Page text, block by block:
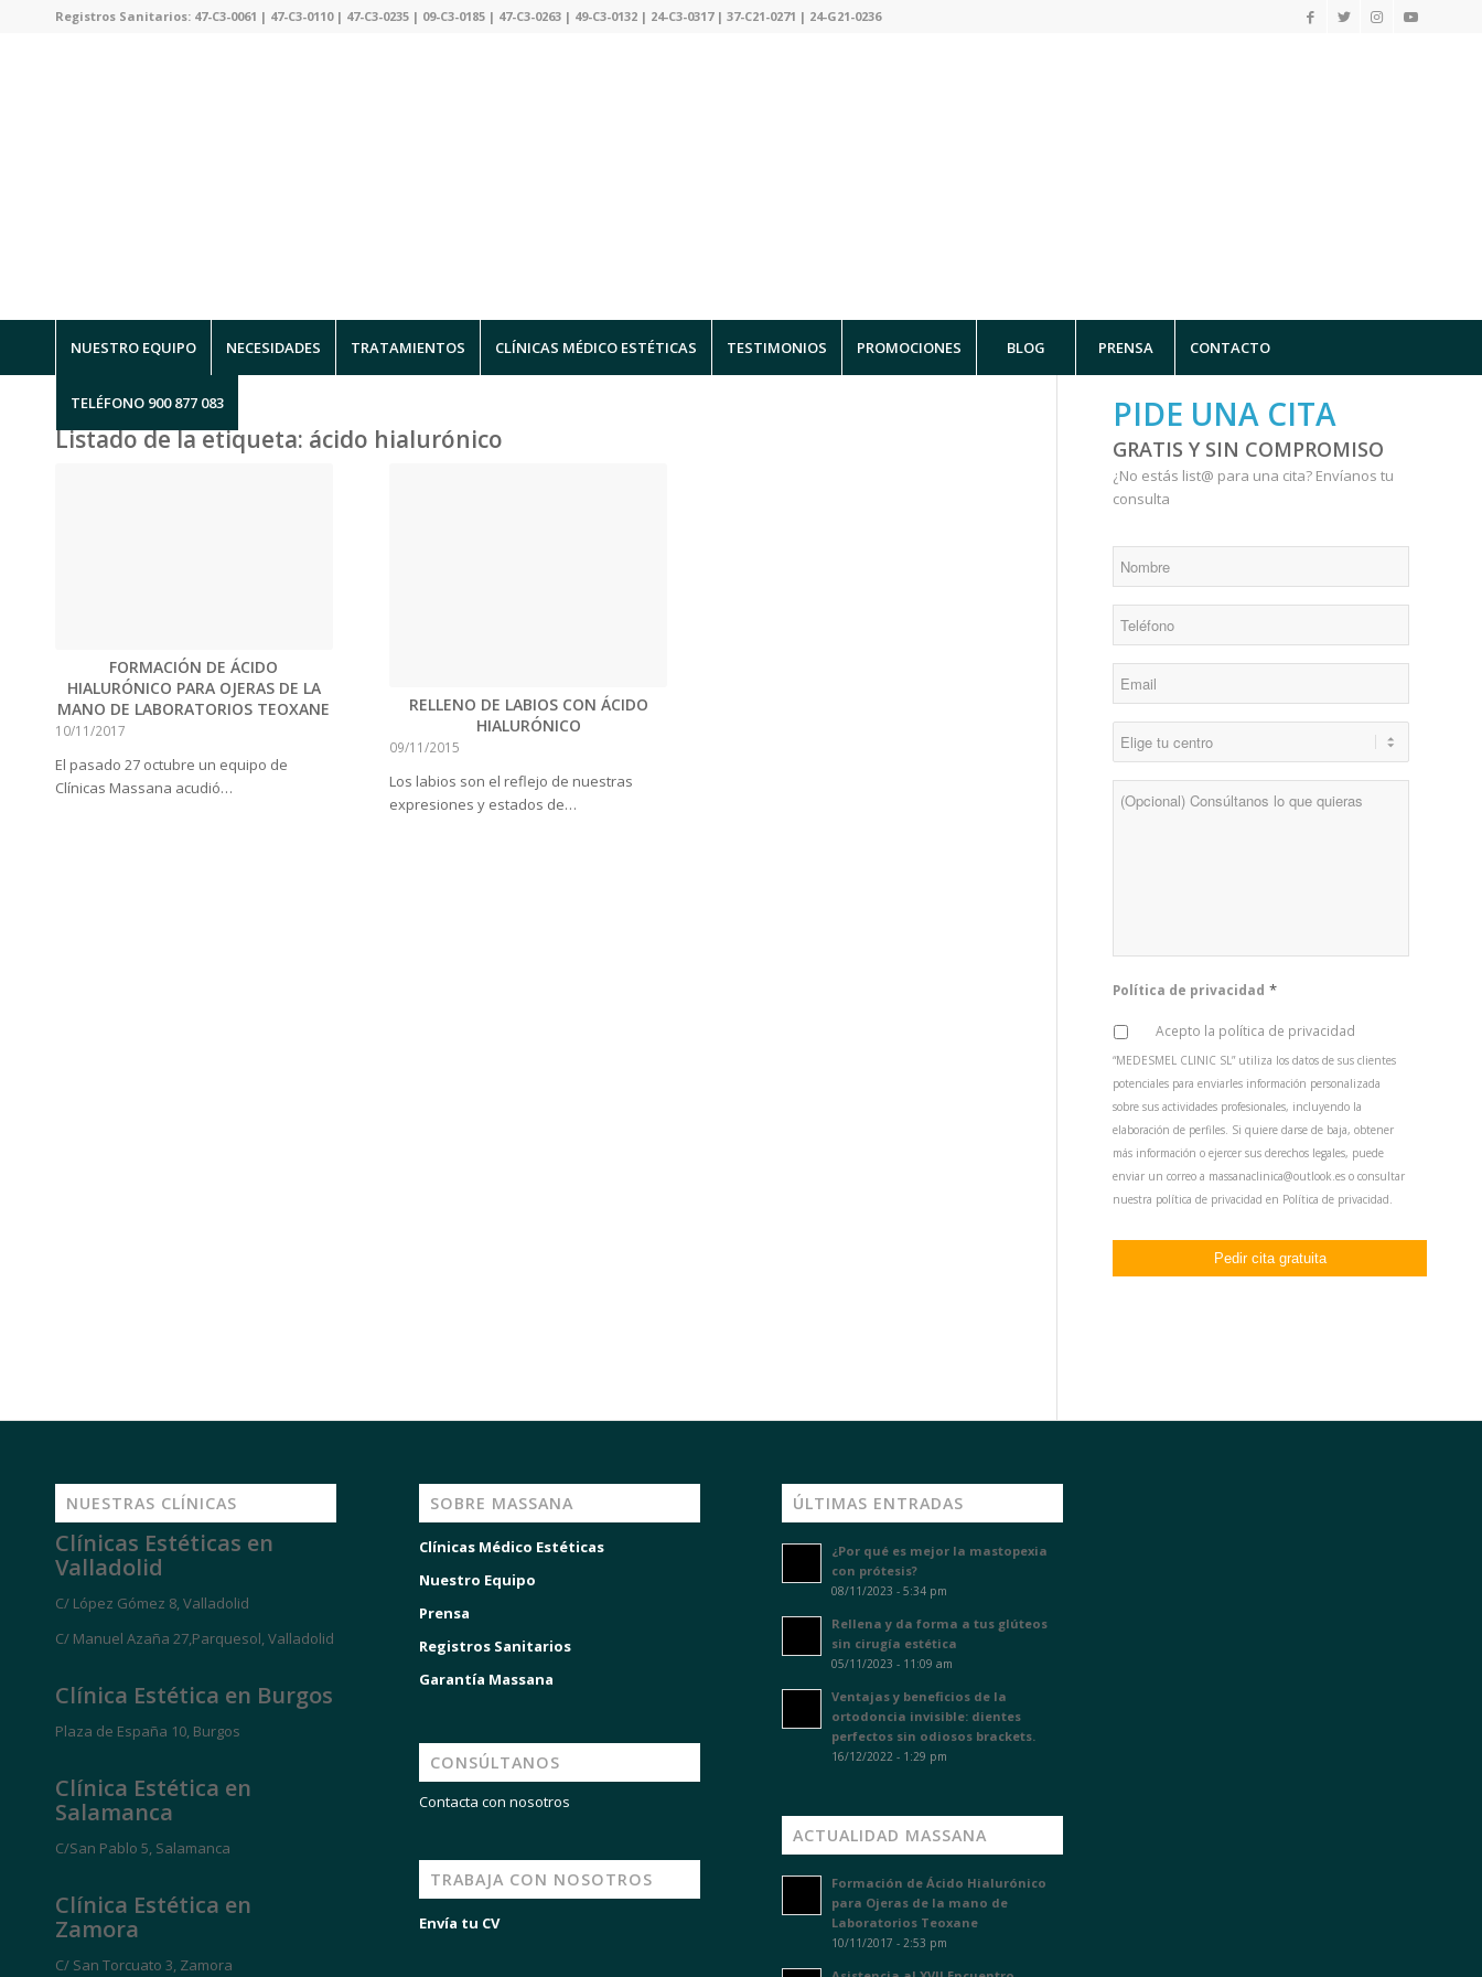
Registros Sanitarios: 47-C3-0061 | 47-C3-0110 | 47-C3-0235 | 09-C3-0185 | 47-C3-0263 | 49-C3-0132 | 24-C3-0317 | 37-C21-0271 | 24-G21-0236
NUESTRO EQUIPO NECESIDADES TRATAMIENTOS CLÍNICAS MÉDICO ESTÉTICAS TESTIMONIOS PROMOCIONES BLOG PRENSA CONTACTO
TELÉFONO 900 877 083
Listado de la etiqueta: ácido hialurónico
FORMACIÓN DE ÁCIDO
HIALURÓNICO PARA OJERAS DE LA
MANO DE LABORATORIOS TEOXANE
10/11/2017
El pasado 27 octubre un equipo de
Clínicas Massana acudió…
RELLENO DE LABIOS CON ÁCIDO
HIALURÓNICO
09/11/2015
Los labios son el reflejo de nuestras
expresiones y estados de…
PIDE UNA CITA
GRATIS Y SIN COMPROMISO
¿No estás list@ para una cita? Envíanos tu
consulta
Política de privacidad *
Acepto la política de privacidad
“MEDESMEL CLINIC SL” utiliza los datos de sus clientes
potenciales para enviarles información personalizada
sobre sus actividades profesionales, incluyendo la
elaboración de perfiles. Si quiere darse de baja, obtener
más información o ejercer sus derechos legales, puede
enviar un correo a massanaclinica@outlook.es o consultar
nuestra política de privacidad en Política de privacidad
NUESTRAS CLÍNICAS
Clínicas Estéticas en
Valladolid
C/ López Gómez 8, Valladolid
C/ Manuel Azaña 27,Parquesol, Valladolid
Clínica Estética en Burgos
Plaza de España 10, Burgos
Clínica Estética en
Salamanca
C/San Pablo 5, Salamanca
Clínica Estética en
Zamora
C/ San Torcuato 3, Zamora
SOBRE MASSANA
Clínicas Médico Estéticas
Nuestro Equipo
Prensa
Registros Sanitarios
Garantía Massana
CONSÚLTANOS
Contacta con nosotros
TRABAJA CON NOSOTROS
Envía tu CV
ÚLTIMAS ENTRADAS
¿Por qué es mejor la mastopexia
con prótesis?
08/11/2023 - 5:34 pm
Rellena y da forma a tus glúteos
sin cirugía estética
05/11/2023 - 11:09 am
Ventajas y beneficios de la
ortodoncia invisible: dientes
perfectos sin odiosos brackets.
16/12/2022 - 1:29 pm
ACTUALIDAD MASSANA
Formación de Ácido Hialurónico
para Ojeras de la mano de
Laboratorios Teoxane
10/11/2017 - 2:53 pm